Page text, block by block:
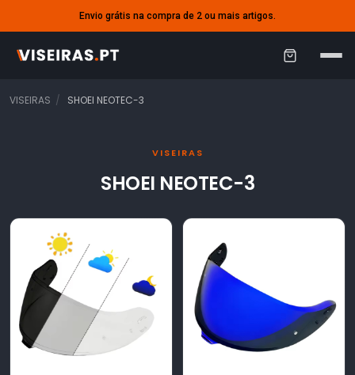
Envio grátis na compra de 2 ou mais artigos.
C
VISEIRAS SHOEI NEOTEC-3
VISEIRAS
SHOEI NEOTEC-3